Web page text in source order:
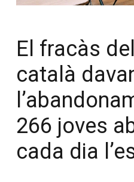
El fracàs
català
266 joves
cada dia